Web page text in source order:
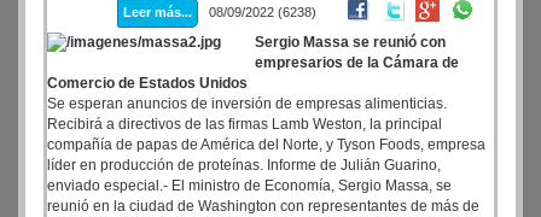
Leer más... 08/09/2022 (6238)
Sergio Massa se reunió con
empresarios de la Cámara de
Comercio de Estados Unidos
Se esperan anuncios de inversión de empresas alimenticias.
Recibirá a directivos de las firmas Lamb Weston, la principal
compañía de papas de América del Norte, y Tyson Foods, empresa
líder en producción de proteínas. Informe de Julián Guarino,
enviado especial.- El ministro de Economía, Sergio Massa, se
reunió en la ciudad de Washington con representantes de más de